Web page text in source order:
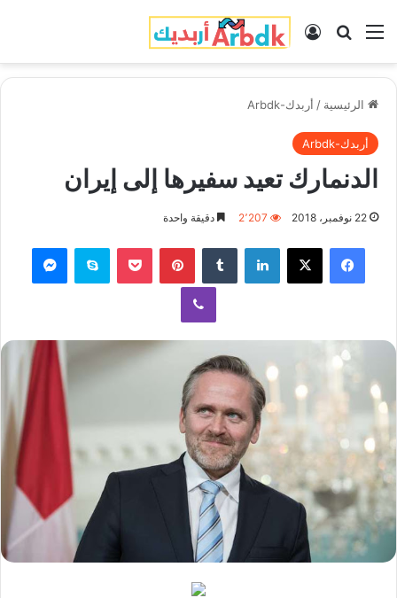
القائمة بحث عنتسجيل الدخول
الرئيسية / أربدك-Arbdk
أربدك-Arbdk
الدنمارك تعيد سفيرها إلى إيران
22 نوفمبر، 2018 2٬207 دقيقة واحدة
فيسبوك لينكدإن بينتيريست سكايب
ڤايبر